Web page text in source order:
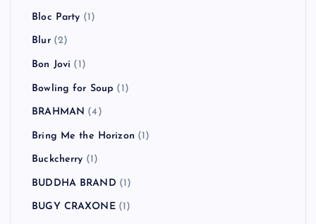
Bloc Party (1)
Blur(2)
Bon Jovi (1)
Bowling for Soup (1)
BRAHMAN (4)
Bring Me the Horizon (1)
Buckcherry (1)
BUDDHA BRAND (1)
BUGY CRAXONE(1)